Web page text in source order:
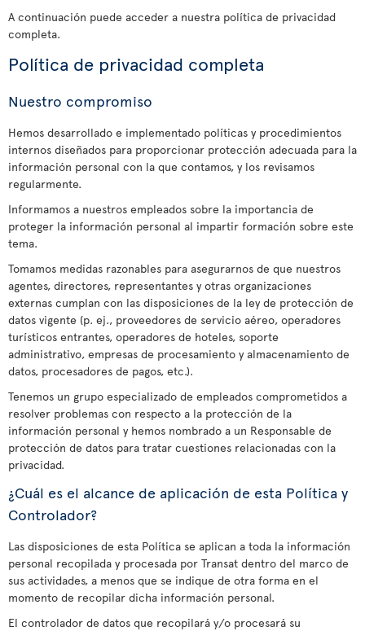
A continuación puede acceder a nuestra política de privacidad
completa.
Política de privacidad completa
Nuestro compromiso
Hemos desarrollado e implementado políticas y procedimientos
internos diseñados para proporcionar protección adecuada para la
información personal con la que contamos, y los revisamos
regularmente.
Informamos a nuestros empleados sobre la importancia de
proteger la información personal al impartir formación sobre este
tema.
Tomamos medidas razonables para asegurarnos de que nuestros
agentes, directores, representantes y otras organizaciones
externas cumplan con las disposiciones de la ley de protección de
datos vigente (p. ej., proveedores de servicio aéreo, operadores
turísticos entrantes, operadores de hoteles, soporte
administrativo, empresas de procesamiento y almacenamiento de
datos, procesadores de pagos, etc.).
Tenemos un grupo especializado de empleados comprometidos a
resolver problemas con respecto a la protección de la
información personal y hemos nombrado a un Responsable de
protección de datos para tratar cuestiones relacionadas con la
privacidad.
¿Cuál es el alcance de aplicación de esta Política y
Controlador?
Las disposiciones de esta Política se aplican a toda la información
personal recopilada y procesada por Transat dentro del marco de
sus actividades, a menos que se indique de otra forma en el
momento de recopilar dicha información personal.
El controlador de datos que recopilará y/o procesará su